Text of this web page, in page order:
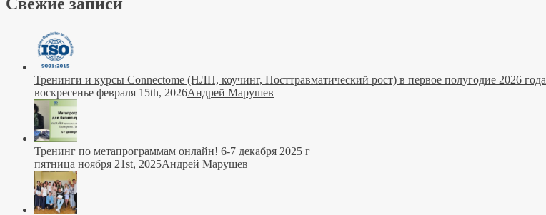
Тренинги и курсы Connectome (НЛП, коучинг, Посттравматический рост) в первое полугодие 2026 года
воскресенье февраля 15th, 2026Андрей Марушев
Тренинг по метапрограммам онлайн! 6-7 декабря 2025 г
пятница ноября 21st, 2025Андрей Марушев